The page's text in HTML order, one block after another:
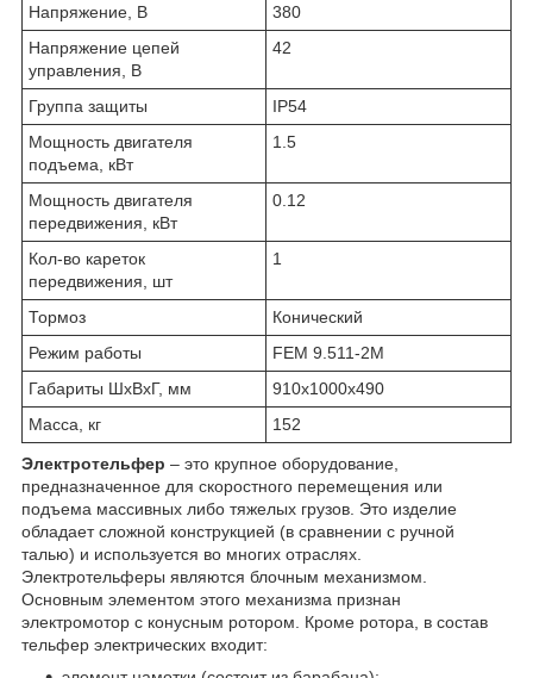
Напряжение, В
380
Напряжение цепей
управления, В
42
Группа защиты
IP54
Мощность двигателя
подъема, кВт
1.5
Мощность двигателя
передвижения, кВт
0.12
Кол-во кареток
передвижения, шт
1
Тормоз
Конический
Режим работы
FEM 9.511-2М
Габариты ШхВхГ, мм
910х1000х490
Масса, кг
152
Электротельфер – это крупное оборудование,
предназначенное для скоростного перемещения или
подъема массивных либо тяжелых грузов. Это изделие
обладает сложной конструкцией (в сравнении с ручной
талью) и используется во многих отраслях.
Электротельферы являются блочным механизмом.
Основным элементом этого механизма признан
электромотор с конусным ротором. Кроме ротора, в состав
тельфер электрических входит: